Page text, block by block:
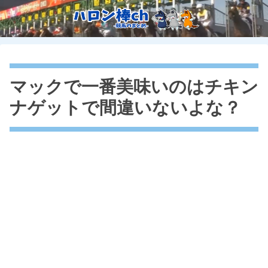
マックで一番美味いのはチキン
ナゲットで間違いないよな？